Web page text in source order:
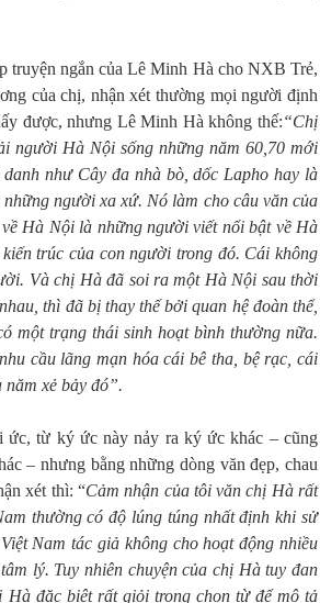
truyện ngắn của Lê Minh Hà cho NXB Trẻ,
của chị, nhận xét thường mọi người định
được, nhưng Lê Minh Hà không thế:“Chị
người Hà Nội sống những năm 60,70 mới
như Cây đa nhà bò, dốc Lapho hay là
người xa xứ. Nó làm cho câu văn của
Hà Nội là những người viết nổi bật về Hà
trúc của con người trong đó. Cái không
Và chị Hà đã soi ra một Hà Nội sau thời
thì đã bị thay thế bởi quan hệ đoàn thể,
một trạng thái sinh hoạt bình thường nữa.
cầu lãng mạn hóa cái bê tha, bệ rạc, cái
xẻ bảy đó”.
ức, từ ký ức này nảy ra ký ức khác – cũng
– nhưng bằng những dòng văn đẹp, chau
xét thì: “Cảm nhận của tôi văn chị Hà rất
thường có độ lúng túng nhất định khi sử
Nam tác giả không cho hoạt động nhiều
lý. Tuy nhiên chuyện của chị Hà tuy đan
Hà đặc biệt rất giỏi trong chọn từ để mô tả